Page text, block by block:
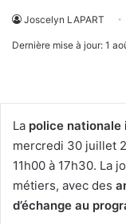
Joscelyn LAPART
Dernière mise à jour: 1
La police nationale
mercredi 30 juillet
11h00 à 17h30. La
métiers, avec des
d’échange au